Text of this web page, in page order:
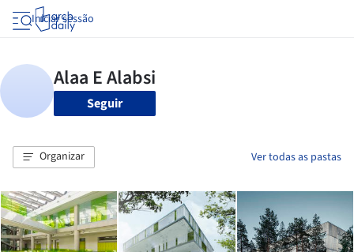
Iniciar sessão
Seguir
Organizar Ver todas as pastas